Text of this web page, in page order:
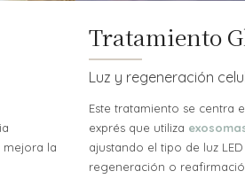
mejora la
Tratamiento
Luz y regeneración
Este tratamiento se centra
exprés que utiliza
ajustando el tipo de luz
regeneración o